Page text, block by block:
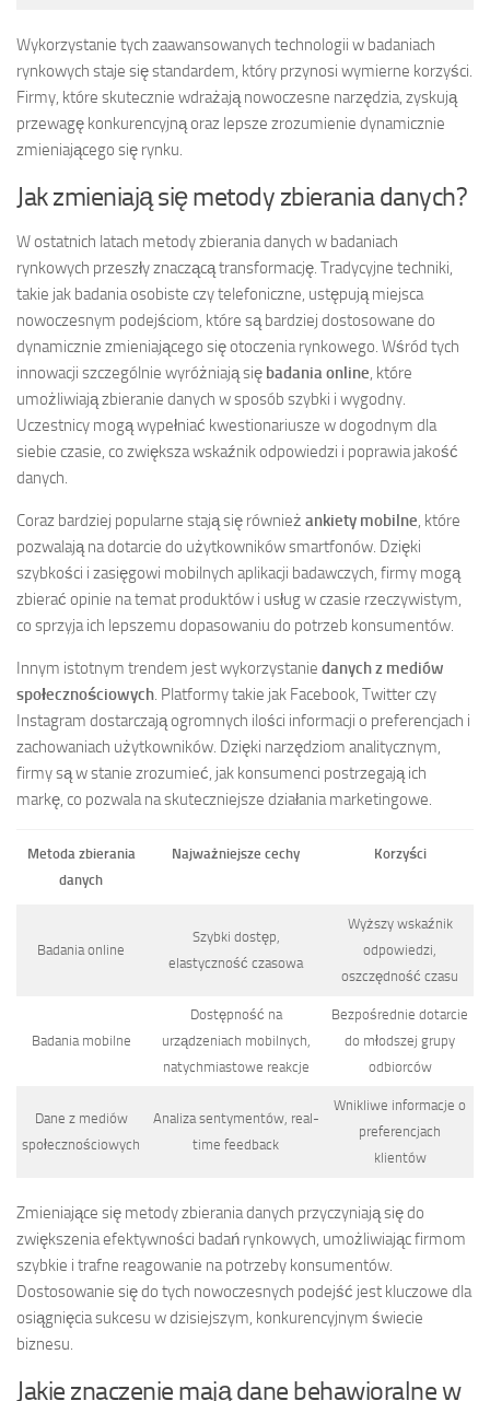
Wykorzystanie tych zaawansowanych technologii w badaniach
rynkowych staje się standardem, który przynosi wymierne korzyści.
Firmy, które skutecznie wdrażają nowoczesne narzędzia, zyskują
przewagę konkurencyjną oraz lepsze zrozumienie dynamicznie
zmieniającego się rynku.
Jak zmieniają się metody zbierania danych?
W ostatnich latach metody zbierania danych w badaniach
rynkowych przeszły znaczącą transformację. Tradycyjne techniki,
takie jak badania osobiste czy telefoniczne, ustępują miejsca
nowoczesnym podejściom, które są bardziej dostosowane do
dynamicznie zmieniającego się otoczenia rynkowego. Wśród tych
innowacji szczególnie wyróżniają się badania online, które
umożliwiają zbieranie danych w sposób szybki i wygodny.
Uczestnicy mogą wypełniać kwestionariusze w dogodnym dla
siebie czasie, co zwiększa wskaźnik odpowiedzi i poprawia jakość
danych.
Coraz bardziej popularne stają się również ankiety mobilne, które
pozwalają na dotarcie do użytkowników smartfonów. Dzięki
szybkości i zasięgowi mobilnych aplikacji badawczych, firmy mogą
zbierać opinie na temat produktów i usług w czasie rzeczywistym,
co sprzyja ich lepszemu dopasowaniu do potrzeb konsumentów.
Innym istotnym trendem jest wykorzystanie danych z mediów
społecznościowych. Platformy takie jak Facebook, Twitter czy
Instagram dostarczają ogromnych ilości informacji o preferencjach i
zachowaniach użytkowników. Dzięki narzędziom analitycznym,
firmy są w stanie zrozumieć, jak konsumenci postrzegają ich
markę, co pozwala na skuteczniejsze działania marketingowe.
Metoda zbierania
danych
Najważniejsze cechy Korzyści
Badania online
Szybki dostęp,
elastyczność czasowa
Wyższy wskaźnik
odpowiedzi,
oszczędność czasu
Badania mobilne
Dostępność na
urządzeniach mobilnych,
natychmiastowe reakcje
Bezpośrednie dotarcie
do młodszej grupy
odbiorców
Dane z mediów
społecznościowych
Analiza sentymentów, real-
time feedback
Wnikliwe informacje o
preferencjach
klientów
Zmieniające się metody zbierania danych przyczyniają się do
zwiększenia efektywności badań rynkowych, umożliwiając firmom
szybkie i trafne reagowanie na potrzeby konsumentów.
Dostosowanie się do tych nowoczesnych podejść jest kluczowe dla
osiągnięcia sukcesu w dzisiejszym, konkurencyjnym świecie
biznesu.
Jakie znaczenie mają dane behawioralne w